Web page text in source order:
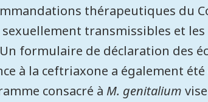
thérapeutiques du
transmissibles et
formulaire de déclaration des
à la ceftriaxone a également
consacré à M. genitalium vise